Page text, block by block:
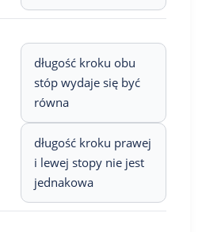
długość kroku obu
stóp wydaje się być
równa
długość kroku prawej
i lewej stopy nie jest
jednakowa